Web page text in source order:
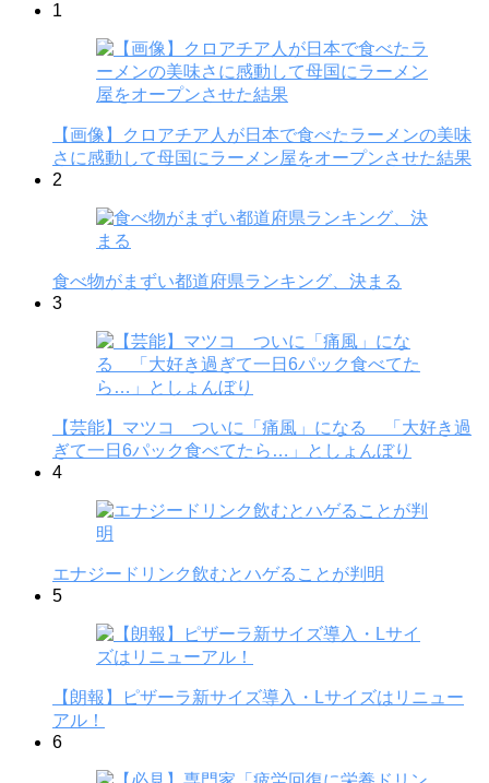
1
【画像】クロアチア人が日本で食べたラーメンの美味
さに感動して母国にラーメン屋をオープンさせた結果
2
食べ物がまずい都道府県ランキング、決まる
3
【芸能】マツコ ついに「痛風」になる 「大好き過
ぎて一日6パック食べてたら…」としょんぼり
4
エナジードリンク飲むとハゲることが判明
5
【朗報】ピザーラ新サイズ導入・Lサイズはリニュー
アル！
6